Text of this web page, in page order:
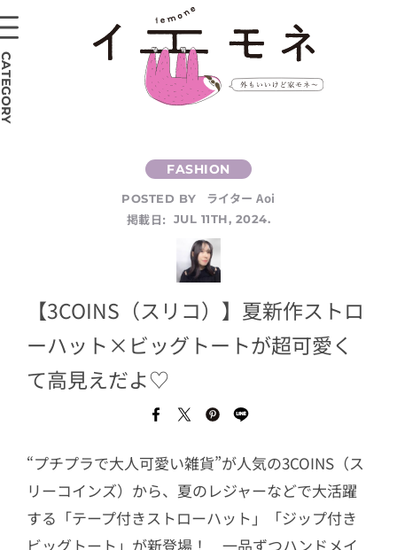
POSTED BY
ライター Aoi
掲載日:
JUL 11TH, 2024.
【3COINS（スリコ）】夏新作ストロ
ーハット×ビッグトートが超可愛く
て高見えだよ♡
“プチプラで大人可愛い雑貨”が人気の3COINS（ス
リーコインズ）から、夏のレジャーなどで大活躍
する「テープ付きストローハット」「ジップ付き
ビッグトート」が新登場！ 一品ずつハンドメイ